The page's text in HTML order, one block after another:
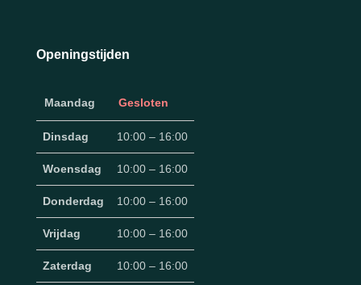
Openingstijden
Maandag Gesloten
Dinsdag 10:00 – 16:00
Woensdag 10:00 – 16:00
Donderdag 10:00 – 16:00
Vrijdag 10:00 – 16:00
Zaterdag 10:00 – 16:00